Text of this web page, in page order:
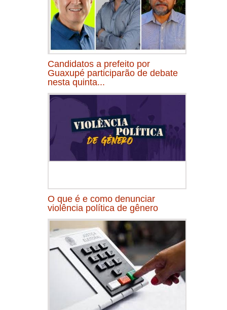
Candidatos a prefeito por
Guaxupé participarão de debate
nesta quinta...
O que é e como denunciar
violência política de gênero